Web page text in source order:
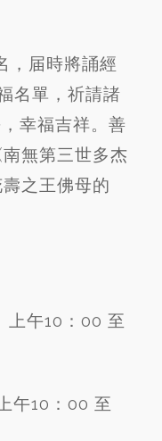
届時將誦經
名單，祈請諸
幸福吉祥。善
無第三世多杰
之王佛母的
上午10：00 至
午10：00 至